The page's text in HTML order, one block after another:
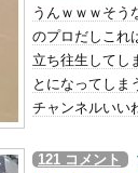
＆小泉ミドルで新
で胸元ぱっくり・・
して不倫を認めさせ
高寺 vs中日 2026/08/
れてしまう他
弾道ミサイルを発射か
うんｗｗｗそう
のプロだしこれ
立ち往生してし
とになってしま
チャンネルいい
121 コメント